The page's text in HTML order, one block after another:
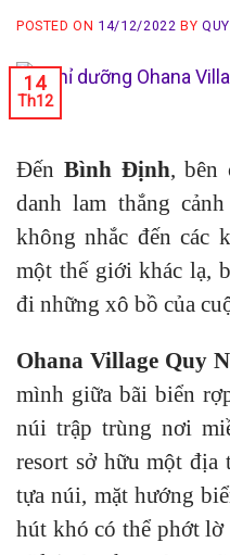
POSTED ON 14/12/2022 BY
14
Th12
Đến Bình Định, bên
danh lam thắng
không nhắc đến các
một thế giới khác lạ,
đi những xô bồ của
Ohana Village Quy
mình giữa bãi biển
núi trập trùng nơi
resort sở hữu một địa
tựa núi, mặt hướng
hút khó có thể phớt